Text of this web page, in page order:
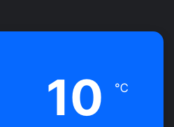
10 ℃